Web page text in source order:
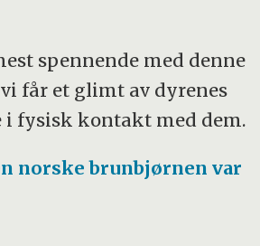
spennende med denne
får et glimt av dyrenes
i fysisk kontakt med dem.
norske brunbjørnen var